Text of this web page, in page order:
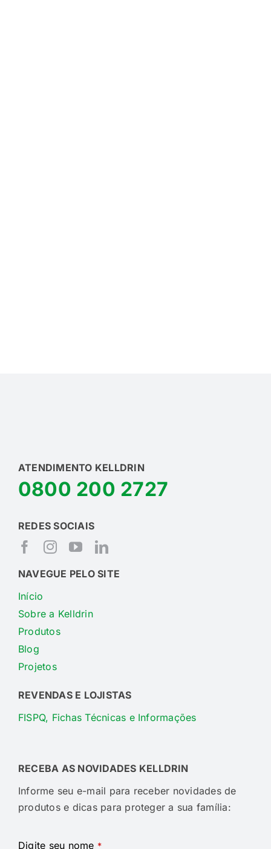
ATENDIMENTO KELLDRIN
0800 200 2727
REDES SOCIAIS
NAVEGUE PELO SITE
Início
Sobre a Kelldrin
Produtos
Blog
Projetos
REVENDAS E LOJISTAS
FISPQ, Fichas Técnicas e Informações
RECEBA AS NOVIDADES KELLDRIN
Informe seu e-mail para receber novidades de
produtos e dicas para proteger a sua família:
Digite seu nome *